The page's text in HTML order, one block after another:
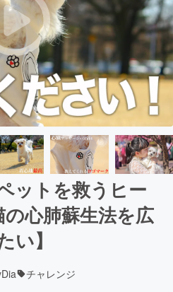
ットを救うヒー
心肺蘇生法を広
い】
チャレンジ